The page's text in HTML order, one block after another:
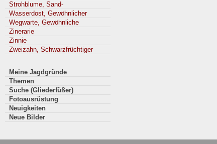
Strohblume, Sand-
Wasserdost, Gewöhnlicher
Wegwarte, Gewöhnliche
Zinerarie
Zinnie
Zweizahn, Schwarzfrüchtiger
Meine Jagdgründe
Themen
Suche (Gliederfüßer)
Fotoausrüstung
Neuigkeiten
Neue Bilder